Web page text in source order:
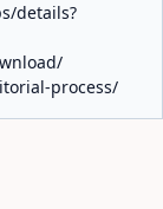
details?
process/